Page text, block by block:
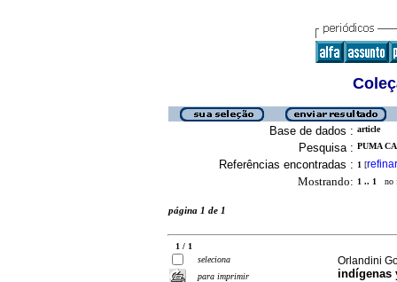
Base de dados : article
Pesquisa : PUMA
Referências encontradas : 1 [refinar
Mostrando: 1 .. 1 no
página 1 de 1
1 / 1
seleciona
para imprimir
Orlandini
indígenas